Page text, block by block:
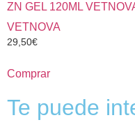
ZN GEL 120ML
VETNOVA
29,50€
Comprar
Te puede